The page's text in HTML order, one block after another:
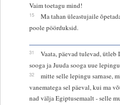
Vaim toetagu mind!
15
Ma tahan üleastujaile
poole pöörduksid.
31
Vaata, päevad tulevad, ütleb
sooga ja Juuda sooga uue
32
mitte selle lepingu sarnase,
vanematega sel päeval, kui ma
nad välja Egiptusemaalt - selle